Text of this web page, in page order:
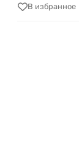
В избранное